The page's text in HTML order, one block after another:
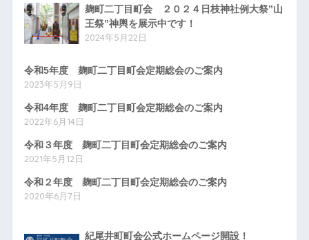
麹町二丁目町会 ２０２４日枝神社例大祭”山
王祭”神輿を展示中です！
2024年5月22日
令和5年度 麹町二丁目町会定期総会のご案内
2023年5月9日
令和4年度 麹町二丁目町会定期総会のご案内
2022年6月14日
令和３年度 麹町二丁目町会定期総会のご案内
2021年5月12日
令和２年度 麹町二丁目町会定期総会のご案内
2020年6月7日
紀尾井町町会公式ホームページ開設！